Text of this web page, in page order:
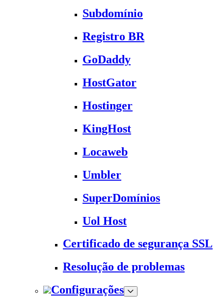
Subdomínio
Registro BR
GoDaddy
HostGator
Hostinger
KingHost
Locaweb
Umbler
SuperDomínios
Uol Host
Certificado de segurança SSL
Resolução de problemas
Configurações